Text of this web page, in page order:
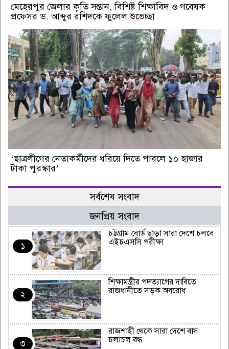
মেহেরপুর জেলার কৃতি সন্তান, বিশিষ্ট শিক্ষাবিদ ও গবেষক
প্রফেসর ড. আব্দুর রশিদকে ফুলেল শুভেচ্ছা
‘ছাত্রলীগের নেতাকর্মীদের ধরিয়ে দিতে পারলে ১০ হাজার
টাকা পুরস্কার’
সর্বশেষ সংবাদ
জনপ্রিয় সংবাদ
১
চট্টগ্রাম বোর্ড ছাড়া সারা দেশে চলবে
এইচএসসি পরীক্ষা
২
শিক্ষামন্ত্রীর পদত্যাগের দাবিতে
রাজধানীতে সড়ক অবরোধ
৩
রাজশাহী থেকে সারা দেশে বাস
চলাচল বন্ধ